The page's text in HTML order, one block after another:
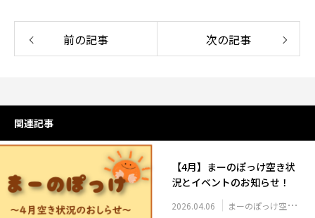
前の記事 次の記事
関連記事
【4月】まーのぽっけ空き状
況とイベントのお知らせ！
2026.04.06 まーのぽっけ空き状況